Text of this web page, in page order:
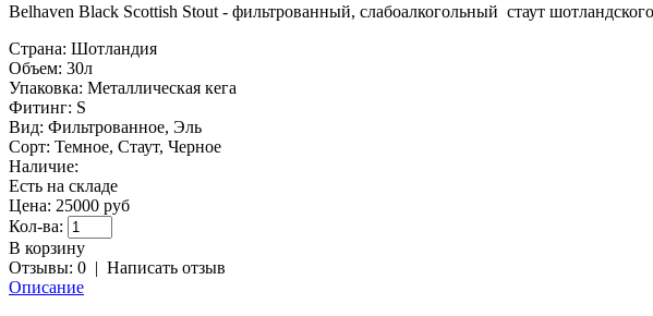
Belhaven Black Scottish Stout - фильтрованный, слабоалкогольный стаут
Страна: Шотландия
Объем: 30л
Упаковка: Металлическая кега
Фитинг: S
Вид: Фильтрованное, Эль
Сорт: Темное, Стаут, Черное
Наличие:
Есть на складе
Цена: 25000 руб
Кол-ва:
В корзину
Отзывы: 0 | Написать отзыв
Описание